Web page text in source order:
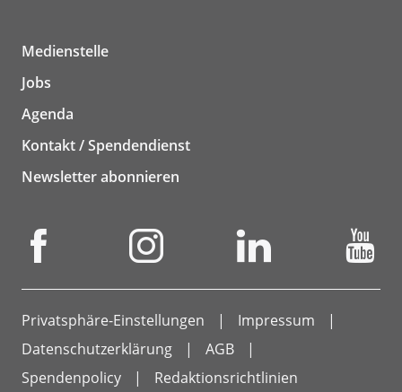
Medienstelle
Jobs
Agenda
Kontakt / Spendendienst
Newsletter abonnieren
Privatsphäre-Einstellungen
Impressum
Datenschutzerklärung
AGB
Spendenpolicy
Redaktionsrichtlinien